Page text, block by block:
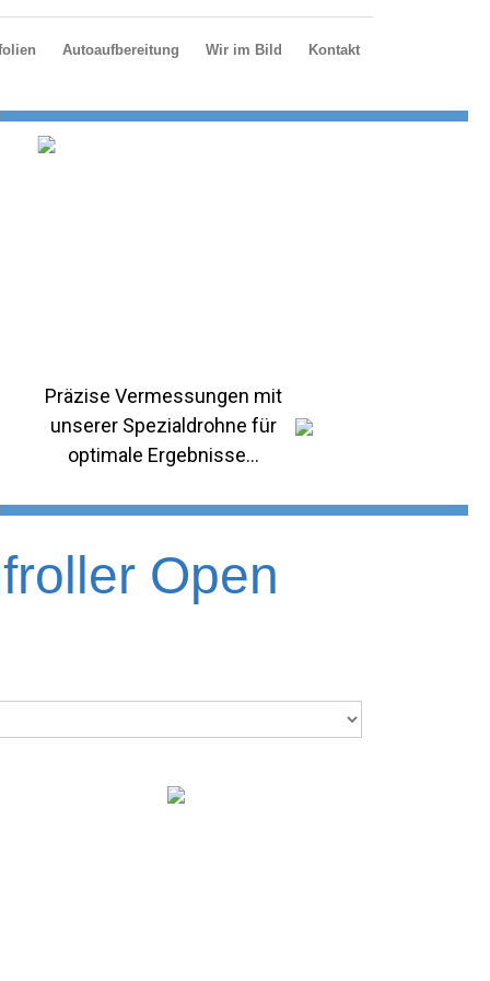
Autoaufbereitung Wir im Bild Kontakt
Präzise Vermessungen mit
unserer Spezialdrohne für
optimale Ergebnisse...
Open